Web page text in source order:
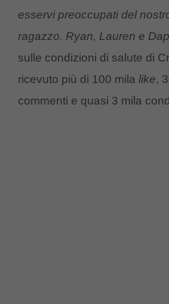
esservi preoccupati del
ragazzo. Ryan, Lauren e
sulle condizioni di salute di
ricevuto più di 100 mila like,
commenti e quasi 3 mila